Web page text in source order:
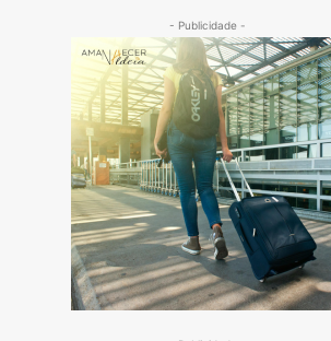
- Publicidade -